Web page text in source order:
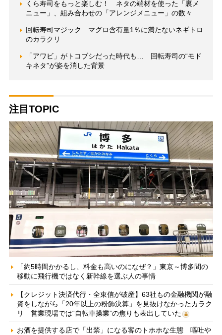
くら寿司をもっと楽しむ！ ネタの端材を使った「裏メ
ニュー」、組み合わせの「アレンジメニュー」の数々
回転寿司マジック マグロ含有量1％に満たないネギトロ
のカラクリ
「アワビ」がトコブシだった時代も… 回転寿司の“モド
キネタ”が姿を消した背景
注目TOPIC
「約5時間かかるし、料金も高いのになぜ？」東京～博多間の
移動に飛行機ではなく新幹線を選ぶ人の事情
【クレジット決済代行・全東信が破産】63社もの金融機関が融
資をしながら「20年以上の粉飾決算」を見抜けなかったカラク
リ 営業現場では“自転車操業”の焦りも表出していた
お酒を提供する店で「出禁」になる客のトホホな生態 嘔吐や